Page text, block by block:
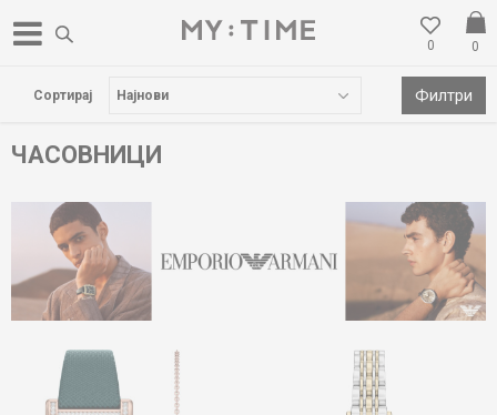
0
0
БЕСПЛАТНА ДОСТАВА НАД 3000 ден
ЧАСОВНИЦИ
Сортирај Филтри